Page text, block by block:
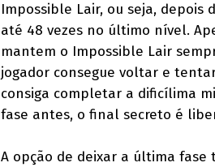
Impossible Lair, ou seja, depois
até 48 vezes no último nível.
mantem o Impossible Lair
jogador consegue voltar e
consiga completar a dificílima
fase antes, o final secreto é
A opção de deixar a última